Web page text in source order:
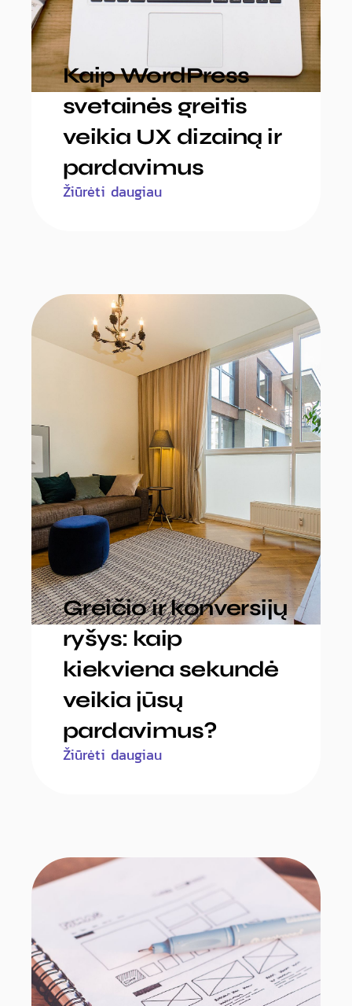
Kaip WordPress
svetainės greitis
veikia UX dizainą ir
pardavimus
Žiūrėti daugiau
Greičio ir konversijų
ryšys: kaip
kiekviena sekundė
veikia jūsų
pardavimus?
Žiūrėti daugiau